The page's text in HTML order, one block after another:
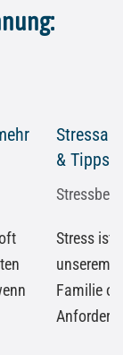
& Tipps
Stress ist
unserem
Familie